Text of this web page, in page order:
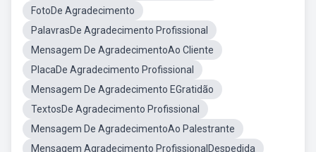
FotoDe Agradecimento
PalavrasDe Agradecimento Profissional
Mensagem De AgradecimentoAo Cliente
PlacaDe Agradecimento Profissional
Mensagem De Agradecimento EGratidão
TextosDe Agradecimento Profissional
Mensagem De AgradecimentoAo Palestrante
Mensagem Agradecimento ProfissionalDespedida